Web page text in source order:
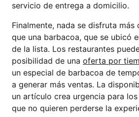
servicio de entrega a domicilio.
Finalmente, nada se disfruta más
que una barbacoa, que se ubicó
de la lista. Los restaurantes
posibilidad de una oferta por
un especial de barbacoa de
a generar más ventas. La
un artículo crea urgencia para
que no quieren perderse la